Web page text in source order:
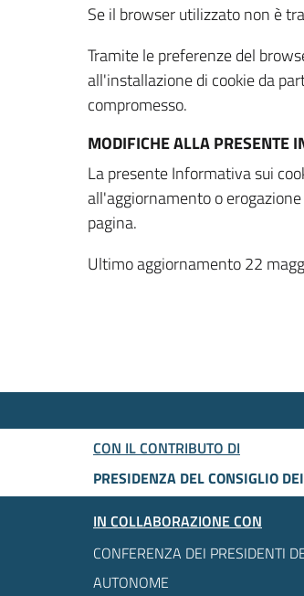
Se il browser utilizzato non è
Tramite le preferenze del
all'installazione di cookie da
compromesso.
MODIFICHE ALLA PRESENTE
La presente Informativa sui
all'aggiornamento o
pagina.
Ultimo aggiornamento 22
CON IL CONTRIBUTO DI
PRESIDENZA DEL CONSIGLIO
IN COLLABORAZIONE CON
CONFERENZA DEI PRESIDENTI
AUTONOME